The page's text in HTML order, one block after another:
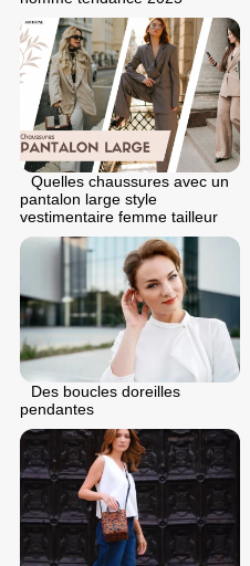
Quelles chaussures avec un
pantalon large style
vestimentaire femme tailleur
Des boucles doreilles
pendantes